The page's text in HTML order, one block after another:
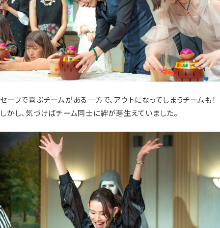
セーフで喜ぶチームがある一方で、アウトになってしまうチームも！
しかし、気づけばチーム同士に絆が芽生えていました。